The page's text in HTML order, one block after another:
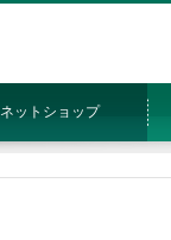
ネットショップ